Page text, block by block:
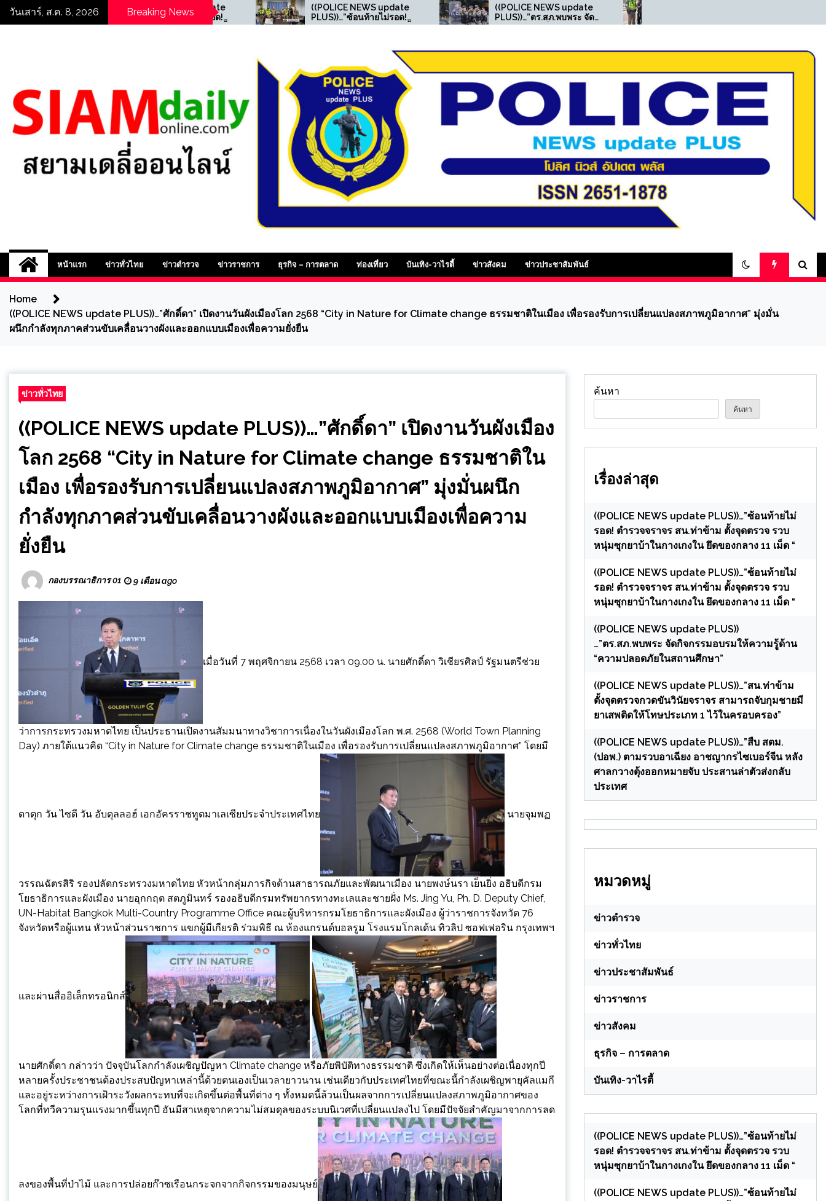
Skipวันเสาร์, ส.ค. 8, 2026 Breaking News
((POLICE NEWS update
PLUS))…”ซ้อนท้ายไม่รอด!
ตำรวจจราจร สน.ท่าข้าม ตั้ง
((POLICE NEWS update
PLUS))…”ซ้อนท้ายไม่รอด!
ตำรวจจราจร สน.ท่าข้าม ตั้ง
((POLICE NEWS update
PLUS))…”ตร.สภ.พบพระ จัด
กิจกรรมอบรมให้ความรู้ด้าน
((POLICE NEWS update
PLUS))…”สน.ท่าข้าม ตั้งจุด
ตรวจกวดขันวินัยจราจร
รวบอาเฉีย
ส่งกลับประ
สยามเดลี่ออนไลน์ , SiamDailyOnline , policenewsupdateplus
หน้าแรก ข่าวทั่วไทย ข่าวตำรวจ ข่าวราชการ ธุรกิจ – การตลาด ท่องเที่ยว บันเทิง-วาไรตี้ ข่าวสังคม ข่าวประชาสัมพันธ์
Home
((POLICE NEWS update PLUS))…”ศักดิ์ดา” เปิดงานวันผังเมืองโลก 2568 “City in Nature for Climate change ธรรมชาติในเมือง เพื่อรองรับการเปลี่ยนแปลงสภาพภูมิอากาศ” มุ่งมั่น
ผนึกกำลังทุกภาคส่วนขับเคลื่อนวางผังและออกแบบเมืองเพื่อความยั่งยืน
ข่าวทั่วไทย
((POLICE NEWS update PLUS))…”ศักดิ์ดา” เปิดงานวันผังเมือง
โลก 2568 “City in Nature for Climate change ธรรมชาติใน
เมือง เพื่อรองรับการเปลี่ยนแปลงสภาพภูมิอากาศ” มุ่งมั่นผนึก
กำลังทุกภาคส่วนขับเคลื่อนวางผังและออกแบบเมืองเพื่อความ
ยั่งยืน
กองบรรณาธิการ 01 9 เดือน ago
เมื่อวันที่ 7 พฤศจิกายน 2568 เวลา 09.00 น. นายศักดิ์ดา วิเชียรศิลป์ รัฐมนตรีช่วย
ว่าการกระทรวงมหาดไทย เป็นประธานเปิดงานสัมมนาทางวิชาการเนื่องในวันผังเมืองโลก พ.ศ. 2568 (World Town Planning
Day) ภายใต้แนวคิด “City in Nature for Climate change ธรรมชาติในเมือง เพื่อรองรับการเปลี่ยนแปลงสภาพภูมิอากาศ” โดยมี
ดาตุก วัน ไซดี วัน อับดุลลอฮ์ เอกอัครราชทูตมาเลเซียประจำประเทศไทย นายจุมพฏ
วรรณฉัตรสิริ รองปลัดกระทรวงมหาดไทย หัวหน้ากลุ่มภารกิจด้านสาธารณภัยและพัฒนาเมือง นายพงษ์นรา เย็นยิ่ง อธิบดีกรม
โยธาธิการและผังเมือง นายอุกกฤต สตภูมินทร์ รองอธิบดีกรมทรัพยากรทางทะเลและชายฝั่ง Ms. Jing Yu, Ph. D. Deputy Chief,
UN-Habitat Bangkok Multi-Country Programme Office คณะผู้บริหารกรมโยธาธิการและผังเมือง ผู้ว่าราชการจังหวัด 76
จังหวัดหรือผู้แทน หัวหน้าส่วนราชการ แขกผู้มีเกียรติ ร่วมพิธี ณ ห้องแกรนด์บอลรูม โรงแรมโกลเด้น ทิวลิป ซอฟเฟอริน กรุงเทพฯ
และผ่านสื่ออิเล็กทรอนิกส์
นายศักดิ์ดา กล่าวว่า ปัจจุบันโลกกำลังเผชิญปัญหา Climate change หรือภัยพิบัติทางธรรมชาติ ซึ่งเกิดให้เห็นอย่างต่อเนื่องทุกปี
หลายครั้งประชาชนต้องประสบปัญหาเหล่านี้ด้วยตนเองเป็นเวลายาวนาน เช่นเดียวกับประเทศไทยที่ขณะนี้กำลังเผชิญพายุคัลแมกี
และอยู่ระหว่างการเฝ้าระวังผลกระทบที่จะเกิดขึ้นต่อพื้นที่ต่าง ๆ ทั้งหมดนี้ล้วนเป็นผลจากการเปลี่ยนแปลงสภาพภูมิอากาศของ
โลกที่ทวีความรุนแรงมากขึ้นทุกปี อันมีสาเหตุจากความไม่สมดุลของระบบนิเวศที่เปลี่ยนแปลงไป โดยมีปัจจัยสำคัญมาจากการลด
ลงของพื้นที่ป่าไม้ และการปล่อยก๊าซเรือนกระจกจากกิจกรรมของมนุษย์
ค้นหา
ค้นหา
เรื่องล่าสุด
((POLICE NEWS update PLUS))…”ซ้อนท้ายไม่
รอด! ตำรวจจราจร สน.ท่าข้าม ตั้งจุดตรวจ รวบ
หนุ่มซุกยาบ้าในกางเกงใน ยึดของกลาง 11 เม็ด “
((POLICE NEWS update PLUS))…”ซ้อนท้ายไม่
รอด! ตำรวจจราจร สน.ท่าข้าม ตั้งจุดตรวจ รวบ
หนุ่มซุกยาบ้าในกางเกงใน ยึดของกลาง 11 เม็ด “
((POLICE NEWS update PLUS))
…”ตร.สภ.พบพระ จัดกิจกรรมอบรมให้ความรู้ด้าน
“ความปลอดภัยในสถานศึกษา”
((POLICE NEWS update PLUS))…”สน.ท่าข้าม
ตั้งจุดตรวจกวดขันวินัยจราจร สามารถจับกุมชายมี
ยาเสพติดให้โทษประเภท 1 ไว้ในครอบครอง”
((POLICE NEWS update PLUS))…”สืบ สตม.
(ปอพ.) ตามรวบอาเฉียง อาชญากรไซเบอร์จีน หลัง
ศาลกวางตุ้งออกหมายจับ ประสานล่าตัวส่งกลับ
ประเทศ
หมวดหมู่
ข่าวตำรวจ
ข่าวทั่วไทย
ข่าวประชาสัมพันธ์
ข่าวราชการ
ข่าวสังคม
ธุรกิจ – การตลาด
บันเทิง-วาไรตี้
((POLICE NEWS update PLUS))…”ซ้อนท้ายไม่
รอด! ตำรวจจราจร สน.ท่าข้าม ตั้งจุดตรวจ รวบ
หนุ่มซุกยาบ้าในกางเกงใน ยึดของกลาง 11 เม็ด “
((POLICE NEWS update PLUS))…”ซ้อนท้ายไม่